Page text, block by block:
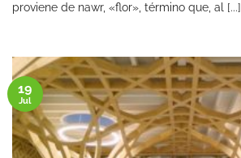
proviene de nawr, «flor», término que, al [...]
19
Jul